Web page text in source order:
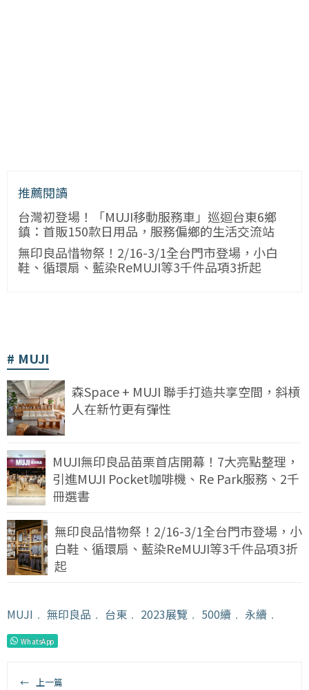
推薦閱讀
台灣初登場！「MUJI移動服務車」巡迴台東6鄉
鎮：首販150款日用品，服務偏鄉的生活交流站
無印良品惜物祭！2/16-3/1全台門市登場，小白
鞋、循環扇、藍染ReMUJI等3千件品項3折起
MUJI
森Space + MUJI 聯手打造共享空間，斜槓
人在新竹更有彈性
MUJI無印良品苗栗首店開幕！7大亮點整理，
引進MUJI Pocket咖啡機、Re Park服務、2千
冊選書
無印良品惜物祭！2/16-3/1全台門市登場，小
白鞋、循環扇、藍染ReMUJI等3千件品項3折
起
MUJI ﹒ 無印良品 ﹒ 台東 ﹒ 2023展覽 ﹒ 500續 ﹒ 永續 ﹒
WhatsApp
← 上一篇